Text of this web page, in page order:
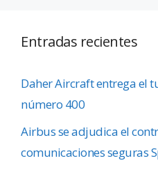
Entradas recientes
Daher Aircraft entrega el
número 400
Airbus se adjudica el
comunicaciones seguras